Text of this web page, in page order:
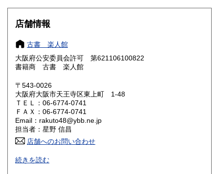
大阪府
奈良県
鳥取県 600円 島根県
岡山県
山口県 600円
香川県 600円
高知県 600円
佐賀県
店舗情報
古書 楽人館
大阪府公安委員会許可 第621106100822
書籍商 古書 楽人館
〒543-0026
大阪府大阪市天王寺区東上町 1-48
ＴＥＬ：06-6774-0741
ＦＡＸ：06-6774-0741
Email：rakuto48@ybb.ne.jp
担当者：星野 信昌
店舗へのお問い合わせ
朝鮮・中国の戦前資料を中心に学術書から一般書まで多数
漢方・鍼灸書,易学、囲碁・将棋本、美術書も多数陳列
続きを読む